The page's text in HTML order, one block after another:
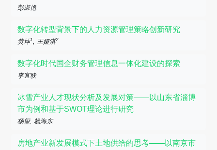
彭淑艳
数字化转型背景下的人力资源管理策略创新研究
黄坤1, 王娅淇2
数字化时代国企财务管理信息一体化建设的探索
李宜联
冰雪产业人才现状分析及发展对策——以山东省淄博
市为例和基于SWOT理论进行研究
杨玺, 杨海东
房地产业新发展模式下土地供给的思考——以南京市